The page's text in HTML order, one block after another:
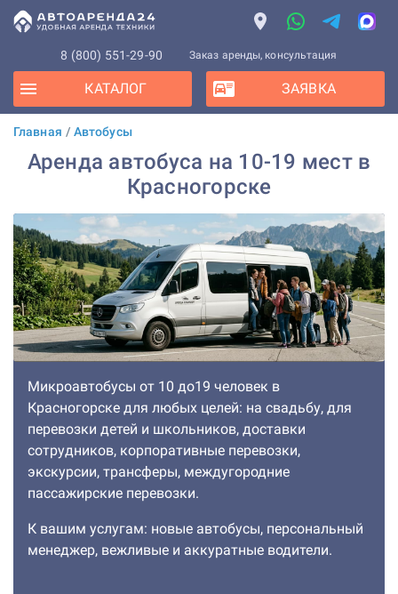
8 (800) 551-29-90 Заказ аренды, консультация
КАТАЛОГ ЗАЯВКА
Главная / Автобусы
Аренда автобуса на 10-19 мест в
Красногорске
Микроавтобусы от 10 до19 человек в
Красногорске для любых целей: на свадьбу, для
перевозки детей и школьников, доставки
сотрудников, корпоративные перевозки,
экскурсии, трансферы, междугородние
пассажирские перевозки.
К вашим услугам: новые автобусы, персональный
менеджер, вежливые и аккуратные водители.